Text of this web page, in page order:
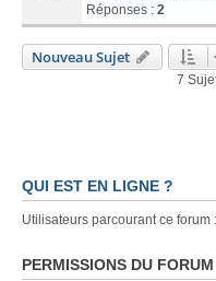
Réponses : 2
Nouveau Sujet
7
QUI EST EN LIGNE ?
Utilisateurs parcourant ce
PERMISSIONS DU FORUM